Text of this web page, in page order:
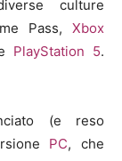
culture
Pass, Xbox
PlayStation 5.
(e reso
PC, che